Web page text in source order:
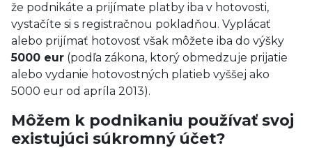
že podnikáte a prijímate platby iba v hotovosti,
vystačíte si s registračnou pokladňou. Vyplácať
alebo prijímať hotovosť však môžete iba do výšky
5000 eur (podľa zákona, ktorý obmedzuje prijatie
alebo vydanie hotovostných platieb vyššej ako
5000 eur od apríla 2013).
Môžem k podnikaniu používať svoj
existujúci súkromný účet?